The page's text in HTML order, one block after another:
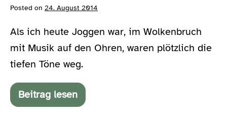
Posted on 24. August 2014
Als ich heute Joggen war, im Wolkenbruch
mit Musik auf den Ohren, waren plötzlich die
tiefen Töne weg.
Beitrag lesen
Everything
far